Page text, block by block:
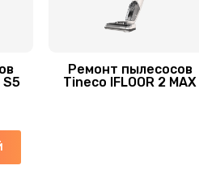
S5
Ремонт пылесосов
Tineco IFLOOR 2 MAX